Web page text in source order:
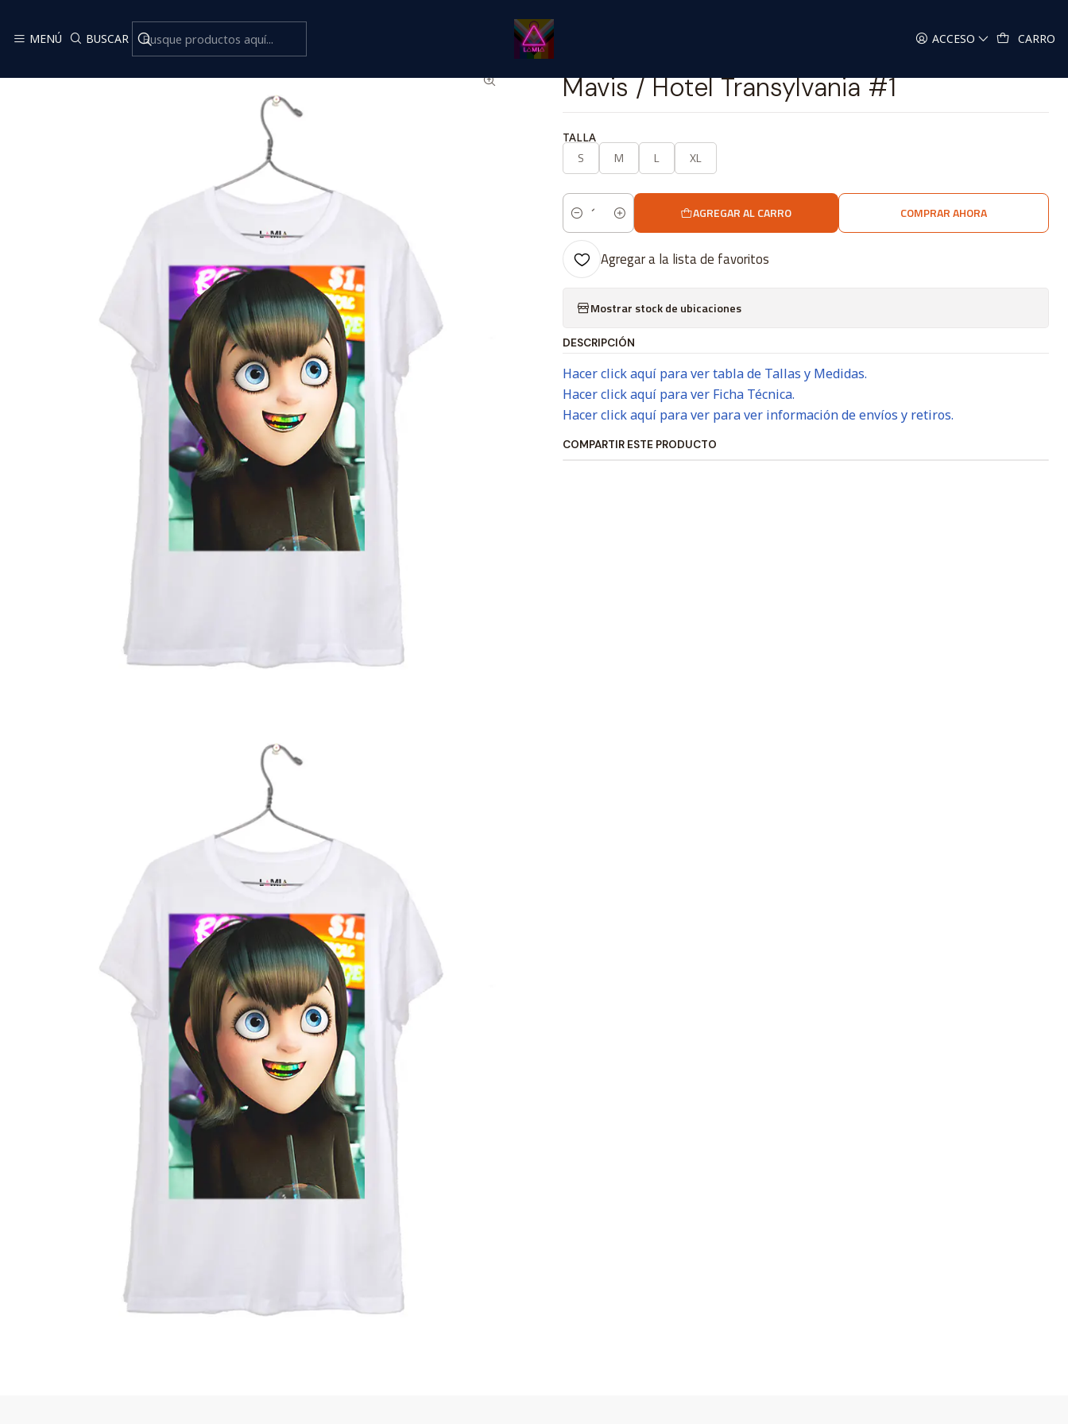
MENÚ BUSCAR ACCESO CARRO
Cine Series y TV Classic
Mavis / Hotel Transylvania #1
TALLA
S M L XL
Cantidad
AGREGAR AL CARRO COMPRAR AHORA
Agregar a la lista de favoritos
Mostrar stock de ubicaciones
DESCRIPCIÓN
Hacer click aquí para ver tabla de Tallas y Medidas.
Hacer click aquí para ver Ficha Técnica.
Hacer click aquí para ver para ver información de envíos y retiros.
COMPARTIR ESTE PRODUCTO